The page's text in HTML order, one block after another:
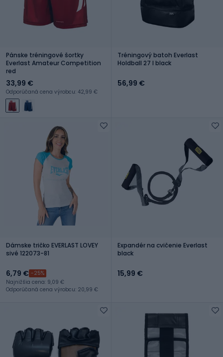
Pánske tréningové šortky
Everlast Amateur Competition
red
33,99 €
Odporúčaná cena výrobcu: 42,99 €
Tréningový batoh Everlast
Holdball 27 l black
56,99 €
Dámske tričko EVERLAST LOVEY
sivé 122073-81
6,79 € -25%
Najnižšia cena: 9,09 €
Odporúčaná cena výrobcu: 20,99 €
Expandér na cvičenie Everlast
black
15,99 €